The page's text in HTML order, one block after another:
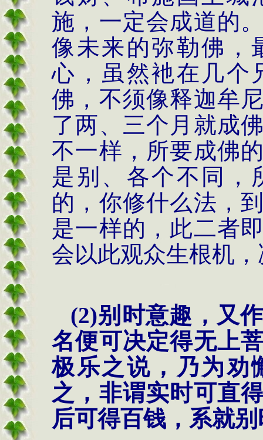
施，一定会成道的
像未来的弥勒佛，
心，虽然衪在几个
佛，不须像释迦牟
了两、三个月就成
不一样，所要成佛
是别、各个不同，
的，你修什么法，
是一样的，此二者
会以此观众生根机
(2)别时意趣，又
名便可决定得无上
极乐之说，乃为劝
之，非谓实时可直
后可得百钱，系就